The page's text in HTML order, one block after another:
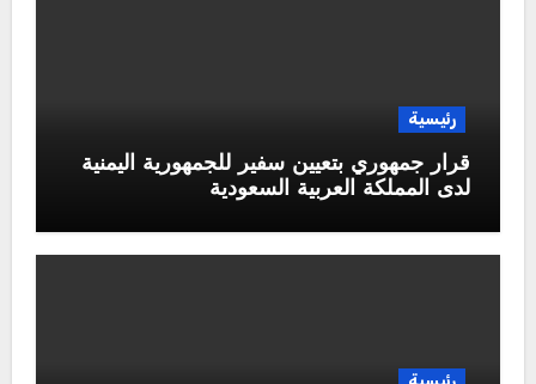
رئيسية
قرار جمهوري بتعيين سفير للجمهورية اليمنية
لدى المملكة العربية السعودية